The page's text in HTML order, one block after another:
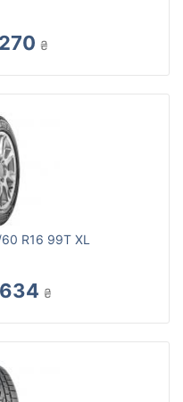
₴
R16 99T XL
₴